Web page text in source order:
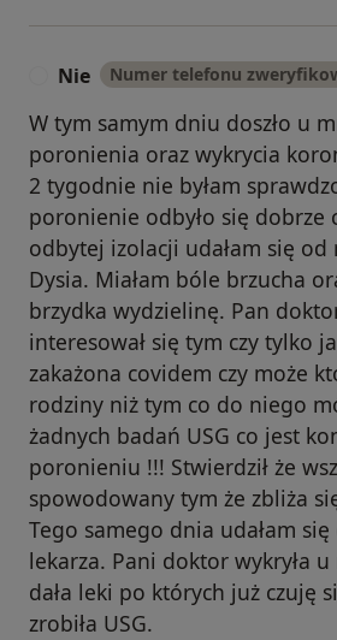
Nie Numer telefonu
W tym samym dniu doszło u
poronienia oraz wykrycia
2 tygodnie nie byłam
poronienie odbyło się dobrze
odbytej izolacji udałam się
Dysia. Miałam bóle brzucha
brzydka wydzielinę. Pan
interesował się tym czy tylko
zakażona covidem czy może
rodziny niż tym co do niego
żadnych badań USG co jest
poronieniu !!! Stwierdził że
spowodowany tym że zbliża
Tego samego dnia udałam
lekarza. Pani doktor wykryła
dała leki po których już czuję
zrobiła USG.